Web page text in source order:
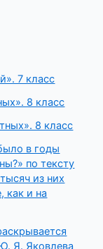
7 класс
8 класс
8 класс
в годы
по тексту
из них
как и на
Я. Яковлева